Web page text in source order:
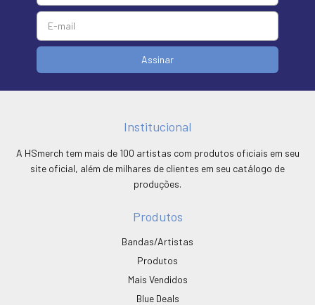
Institucional
A HSmerch tem mais de 100 artistas com produtos oficiais em seu
site oficial, além de milhares de clientes em seu catálogo de
produções.
Produtos
Bandas/Artistas
Produtos
Mais Vendidos
Blue Deals